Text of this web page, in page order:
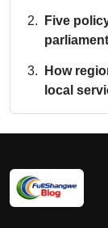
Five
How
local